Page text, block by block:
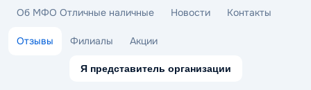
Об МФО Отличные наличные Новости Контакты
Отзывы Филиалы Акции
Я представитель организации